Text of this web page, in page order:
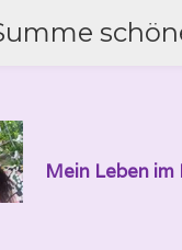
Mein Leben